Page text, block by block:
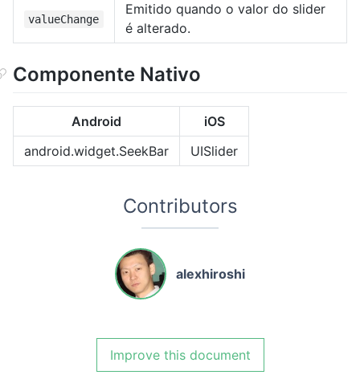
valueChange
Emitido quando o valor do slider
é alterado.
Componente Nativo
Android
iOS
android.widget.SeekBar
UISlider
Contributors
alexhiroshi
Improve this document